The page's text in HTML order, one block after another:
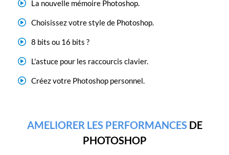
La nouvelle mémoire Photoshop.
Choisissez votre style de Photoshop.
8 bits ou 16 bits ?
L'astuce pour les raccourcis clavier.
Créez votre Photoshop personnel.
AMELIORER LES PERFORMANCES DE
PHOTOSHOP